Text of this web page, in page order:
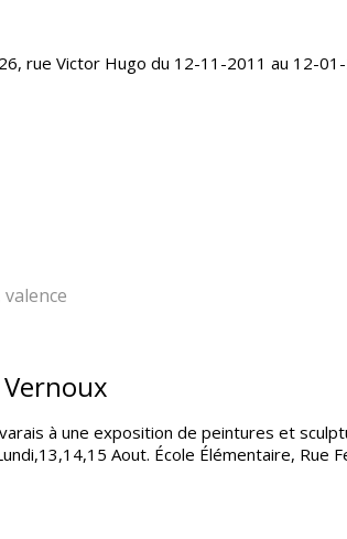
rue Victor Hugo du 12-11-2011 au 12-
valence
à une exposition de peintures et
Aout. École Élémentaire, Rue